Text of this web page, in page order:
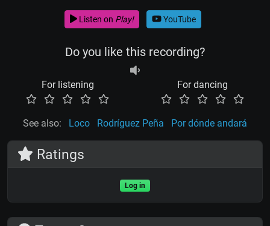
Listen on Play! YouTube
Do you like this recording?
For listening For dancing
See also: Loco Rodríguez Peña Por dónde andará
Ratings
Log in